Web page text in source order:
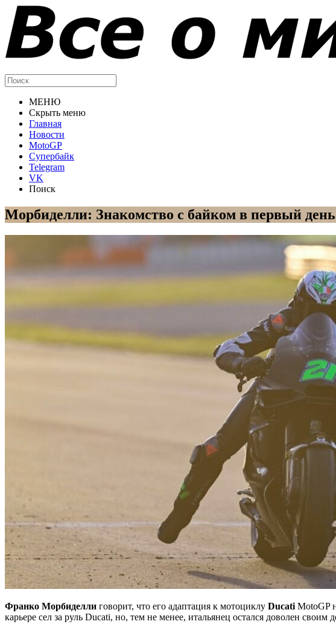
МЕНЮ
Скрыть меню
Главная
Новости
MotoGP
Супербайк
Telegram
VK
Поиск
Морбиделли: Знакомство с байком в первый
Франко Морбиделли говорит, что его адаптация к мотоциклу Ducati MotoGP
карьере сел за руль Ducati, но, тем не менее, итальянец остался доволен своим